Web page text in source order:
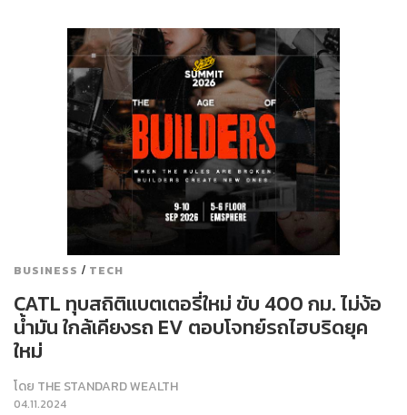
BUSINESS / TECH
CATL ทุบสถิติแบตเตอรี่ใหม่ ขับ 400 กม. ไม่ง้อ
น้ำมัน ใกล้เคียงรถ EV ตอบโจทย์รถไฮบริดยุค
ใหม่
โดย THE STANDARD WEALTH
04.11.2024